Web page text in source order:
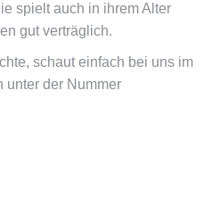
spielt auch in ihrem Alter
gut verträglich.
schaut einfach bei uns im
unter der Nummer